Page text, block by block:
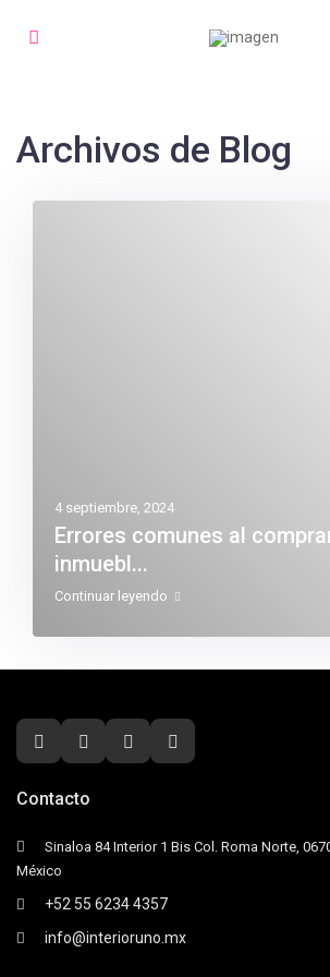
Archivos de Blog
4 septiembre, 2024
Errores comunes al
inmuebl...
Continuar leyendo
Contacto
Sinaloa 84 Interior 1 Bis Col. Roma Norte,
México
+52 55 6234 4357
info@interioruno.mx